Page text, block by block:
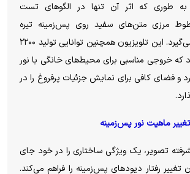
به طوری که اثر آن تنها در الگو‌های تست
مرزی متن‌های سفید روی پس‌زمینه تیره
برنامه‌ها به چشم می‌گیرد. این تلویزیون همچنین توانایی تولید ۲۲۰۰
که خروجی مناسبی برای محیط‌های خانگی با نور
و فضای کافی برای نمایش جزئیات پرفروغ را در
ماهیت نور پس‌زمینه
تصویر، یک ویژگی ساختاری را در خود جای
رفتار دیود‌های پس‌زمینه را فراهم می‌کند.